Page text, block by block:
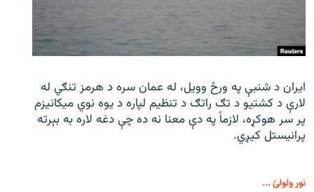
ایران د شنبې په ورځ وویل، له عمان سره د هرمز تنګي له
لارې د کشتیو د تګ راتګ د تنظیم لپاره د یوه نوي میکانیزم
پر سر هوکړه، لازماً په دې معنا نه ده چې دغه لاره به بېرته
پرانیستل کیږي.
نور ولولئ ...